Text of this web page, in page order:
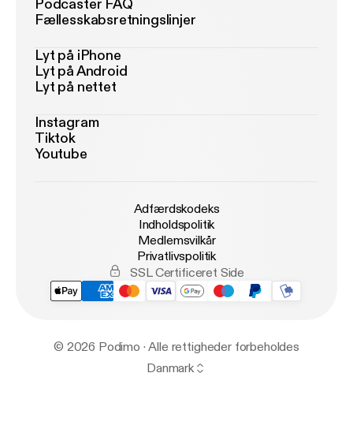
Podcaster FAQ
Fællesskabsretningslinjer
Lyt på iPhone
Lyt på Android
Lyt på nettet
Instagram
Tiktok
Youtube
Adfærdskodeks
Indholdspolitik
Medlemsvilkår
Privatlivspolitik
SSL Certificeret Side
© 2026 Podimo · Alle rettigheder forbeholdes
Danmark